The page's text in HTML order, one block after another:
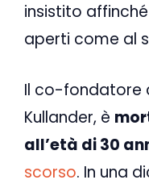
insistito
aperti come al
Il co-fondatore
Kullander, è
all’età di 30
scorso. In una